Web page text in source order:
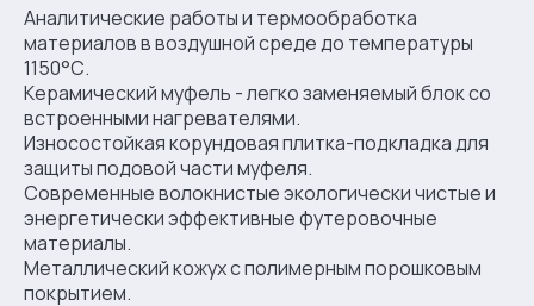
Аналитические работы и термообработка
материалов в воздушной среде до температуры
1150°С.
Керамический муфель - легко заменяемый блок со
встроенными нагревателями.
Износостойкая корундовая плитка-подкладка для
защиты подовой части муфеля.
Современные волокнистые экологически чистые и
энергетически эффективные футеровочные
материалы.
Металлический кожух с полимерным порошковым
покрытием.